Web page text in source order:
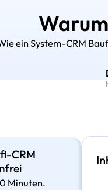
ein System-CRM
CRM
Minuten.